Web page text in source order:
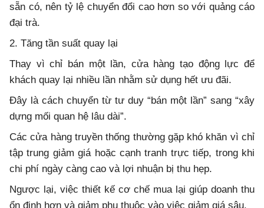
sẵn có, nên tỷ lệ chuyển đổi cao hơn so với quảng cáo
đại trà.
2. Tăng tần suất quay lại
Thay vì chỉ bán một lần, cửa hàng tạo động lực để
khách quay lại nhiều lần nhằm sử dụng hết ưu đãi.
Đây là cách chuyển từ tư duy “bán một lần” sang “xây
dựng mối quan hệ lâu dài”.
Các cửa hàng truyền thống thường gặp khó khăn vì chỉ
tập trung giảm giá hoặc cạnh tranh trực tiếp, trong khi
chi phí ngày càng cao và lợi nhuận bị thu hẹp.
Ngược lại, việc thiết kế cơ chế mua lại giúp doanh thu
ổn định hơn và giảm phụ thuộc vào việc giảm giá sâu.